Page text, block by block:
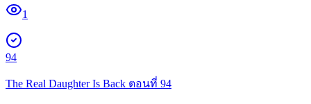
1
94
The Real Daughter Is Back ตอนที่ 94